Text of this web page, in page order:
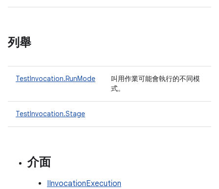
列舉
TestInvocation.RunMode
叫用作業可能會執行的不同模
式。
TestInvocation.Stage
介面
IInvocationExecution